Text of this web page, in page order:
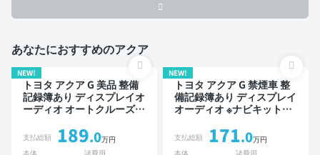
あなたにおすすめのアクア
NEW!
トヨタ アクア G 美品 整備
記録簿あり ディスプレイオ
ーディオ オートクルーズ
モニター 衝突軽減
支払総額 189.0万円
本体
諸費用
NEW!
トヨタ アクア G 禁煙車 整
備記録簿あり ディスプレイ
オーディオ ※ナビキットあ
モニター オートクルーズ
スマートキー ETC バック
支払総額 171.0万円
本体
諸費用